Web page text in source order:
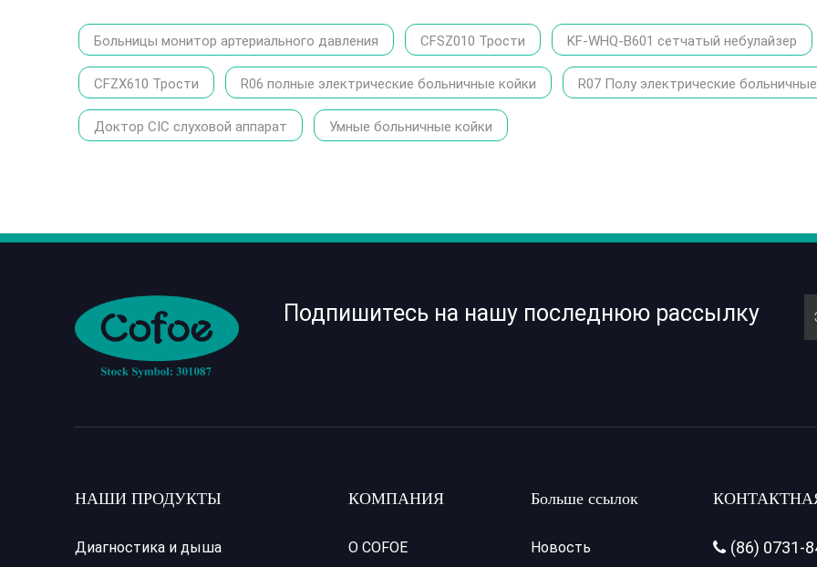
Больницы монитор артериального давления CFSZ010 Трости KF-WHQ-B601 сетчатый небулайзер
CFZX610 Трости R06 полные электрические больничные койки R07 Полу электрические
Доктор CIC слуховой аппарат Умные больничные койки
Подпишитесь на нашу последнюю рассылку
НАШИ ПРОДУКТЫ
Диагностика и дыша
КОМПАНИЯ
О COFOE
Больше ссылок
Новость  (86) 0731-